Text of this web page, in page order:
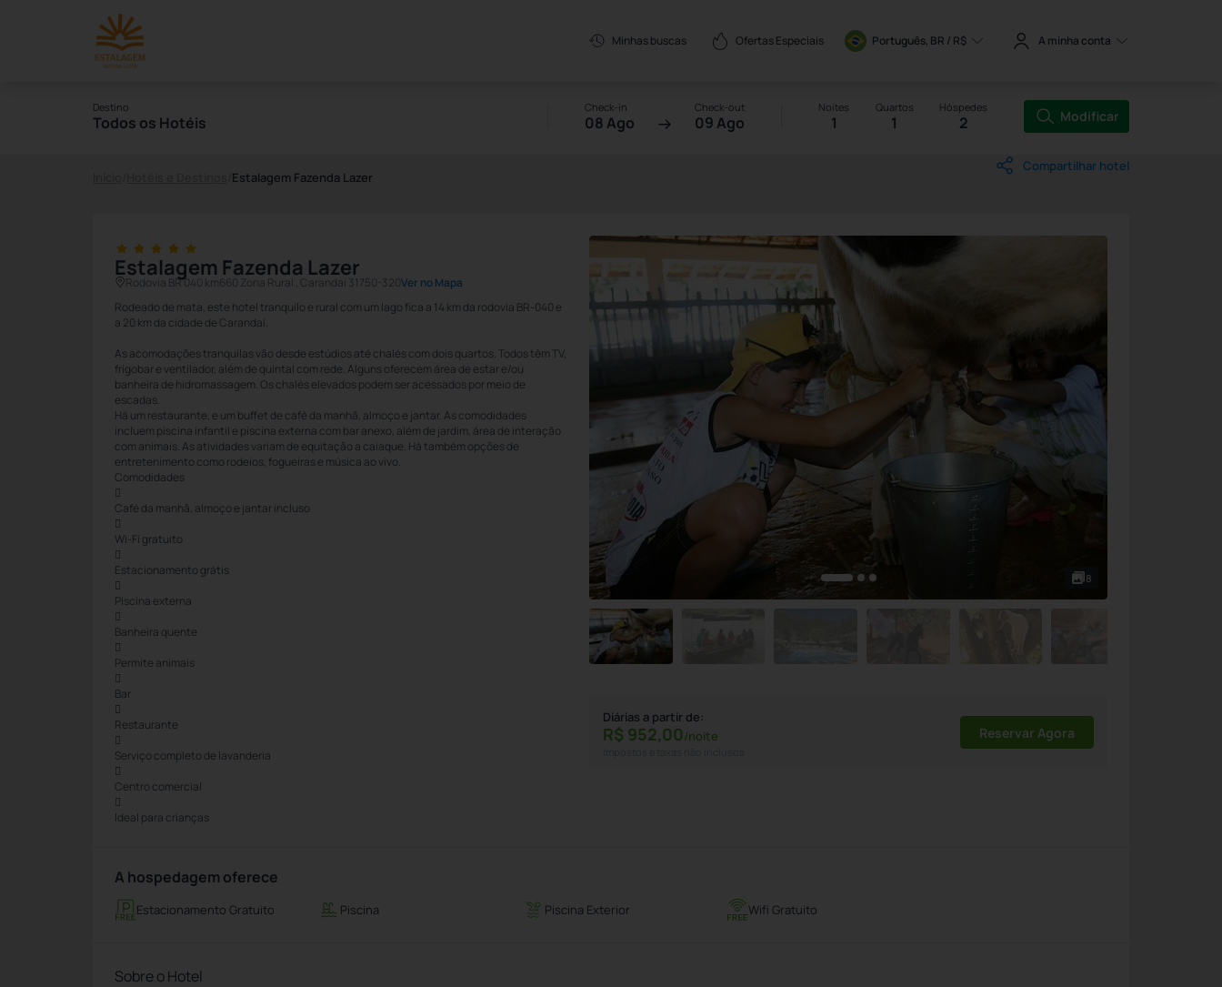
Minhas buscas Ofertas Especiais Português, BR / R$ A minha conta
Destino
Todos os Hotéis
Check-in
08 Ago
Check-out
09 Ago
Noites
1
Quartos
1
Hóspedes
2 Modificar
Estalagem Fazenda Lazer
Compartilhar hotel
Estalagem Fazenda Lazer
Rodovia BR 040 km660 Zona Rural , Carandai 31750-320Ver no Mapa
Rodeado de mata, este hotel tranquilo e rural com um lago fica a 14 km da rodovia BR-040 e
a 20 km da cidade de Carandaí.
As acomodações tranquilas vão desde estúdios até chalés com dois quartos. Todos têm TV,
frigobar e ventilador, além de quintal com rede. Alguns oferecem área de estar e/ou
banheira de hidromassagem. Os chalés elevados podem ser acessados por meio de
escadas.
Há um restaurante, e um buffet de café da manhã, almoço e jantar. As comodidades
incluem piscina infantil e piscina externa com bar anexo, além de jardim, área de interação
com animais. As atividades variam de equitação a caiaque. Há também opções de
entretenimento como rodeios, fogueiras e música ao vivo.
Comodidades

Café da manhã, almoço e jantar incluso

Wi-Fi gratuito

Estacionamento grátis

Piscina externa

Banheira quente

Permite animais

Bar

Restaurante

Serviço completo de lavanderia

Centro comercial

Ideal para crianças
8
Diárias a partir de:
R$ 952,00/noite Reservar Agora
A hospedagem oferece
Estacionamento Gratuito Piscina Piscina Exterior Wifi Gratuito
Sobre o Hotel